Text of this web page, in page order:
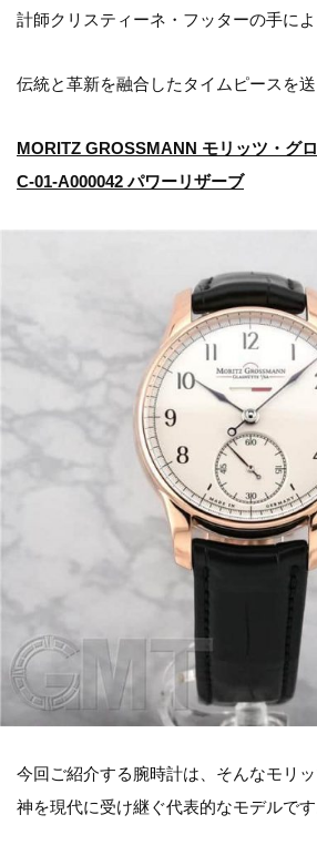
計師クリスティーネ・フッターの手によ
伝統と革新を融合したタイムピースを送
MORITZ GROSSMANN モリッツ・グ
C-01-A000042 パワーリザーブ
今回ご紹介する腕時計は、そんなモリ
神を現代に受け継ぐ代表的なモデルです